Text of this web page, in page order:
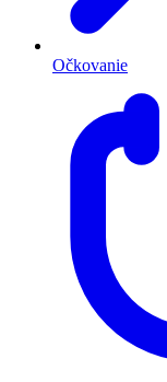
Očkovanie